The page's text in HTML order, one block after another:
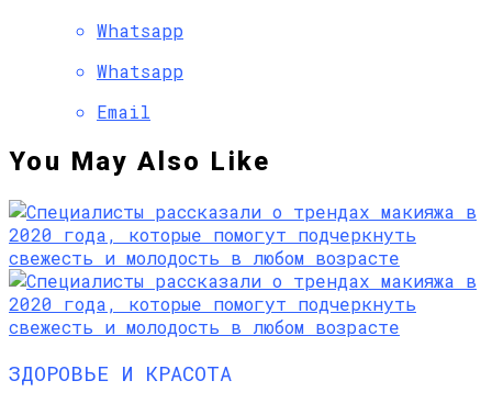
Whatsapp
Whatsapp
Email
You May Also Like
ЗДОРОВЬЕ И КРАСОТА